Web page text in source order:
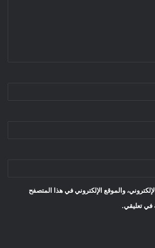
والموقع الإلكتروني في هذا المتصفح
في تعليقي.